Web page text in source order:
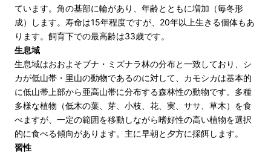
ています。角の基部に輪があり、年齢とともに増加（毎冬形
成）します。寿命は15年程度ですが、20年以上生きる個体もあ
ります。飼育下での最高齢は33歳です。
生息域
生息域はおおよそブナ・ミズナラ林の分布と一致しており、シ
カが低山帯・里山の動物であるのに対して、カモシカは基本的
に低山帯上部から亜高山帯に分布する森林性の動物です。多種
多様な植物（低木の葉、芽、小枝、花、実、ササ、草木）を食
べますが、一定の範囲を移動しながら嗜好性の高い植物を選択
的に食べる傾向があります。主に早朝と夕方に採餌します。
習性